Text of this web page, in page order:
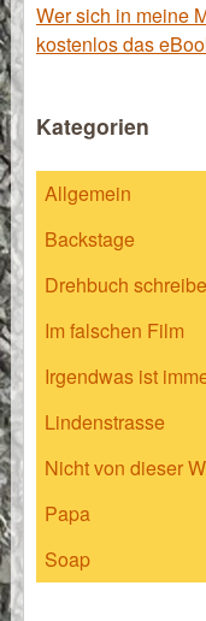
Wer sich in meine
kostenlos das
Kategorien
Allgemein
Backstage
Drehbuch
Im falschen Film
Irgendwas ist
Lindenstrasse
Nicht von dieser
Papa
Soap